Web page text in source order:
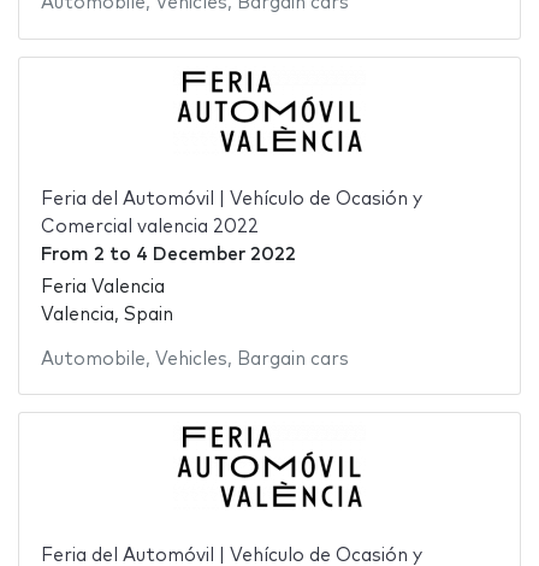
Feria del Automóvil | Vehículo de Ocasión y
Comercial valencia 2022
From 2 to 4 December 2022
Feria Valencia
Valencia, Spain
Automobile, Vehicles, Bargain cars
Feria del Automóvil | Vehículo de Ocasión y